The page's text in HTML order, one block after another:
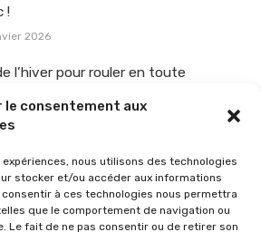
le consentement aux
nous utilisons des technologies
stocker et/ou accéder aux informations
à ces technologies nous permettra
que le comportement de navigation ou
Le fait de ne pas consentir ou de retirer son
!
2026
l’hiver pour rouler en toute